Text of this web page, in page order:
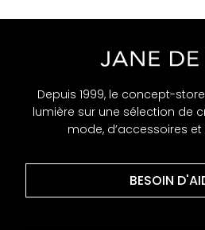
Depuis 1999, le concept-
lumière sur une sélection de
mode, d’accessoires
BESOIN